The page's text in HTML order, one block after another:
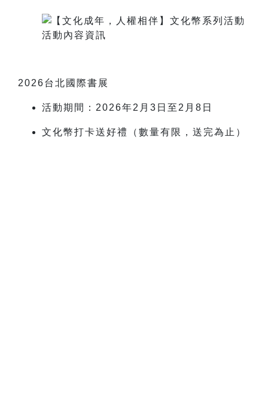
2026台北國際書展
活動期間：2026年2月3日至2月8日
文化幣打卡送好禮 （數量有限，送完為止）